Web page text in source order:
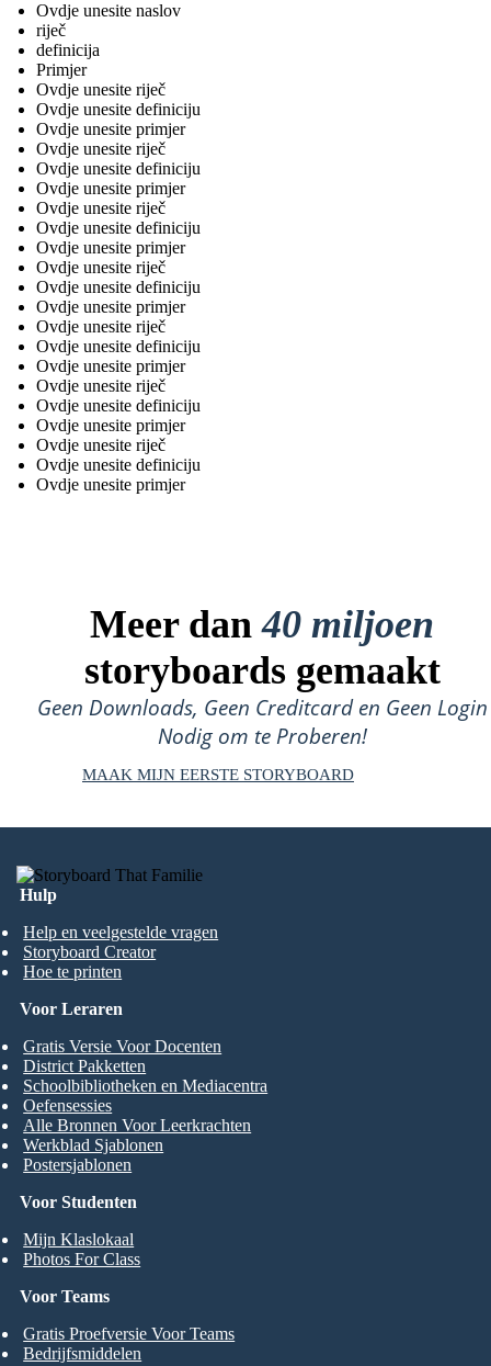
Ovdje unesite naslov
riječ
definicija
Primjer
Ovdje unesite riječ
Ovdje unesite definiciju
Ovdje unesite primjer
Ovdje unesite riječ
Ovdje unesite definiciju
Ovdje unesite primjer
Ovdje unesite riječ
Ovdje unesite definiciju
Ovdje unesite primjer
Ovdje unesite riječ
Ovdje unesite definiciju
Ovdje unesite primjer
Ovdje unesite riječ
Ovdje unesite definiciju
Ovdje unesite primjer
Ovdje unesite riječ
Ovdje unesite definiciju
Ovdje unesite primjer
Ovdje unesite riječ
Ovdje unesite definiciju
Ovdje unesite primjer
Meer dan40 miljoen
storyboards gemaakt
Geen Downloads, Geen Creditcard en Geen Login
Nodig om te Proberen!
MAAK MIJN EERSTE STORYBOARD
Hulp
Help en veelgestelde vragen
Storyboard Creator
Hoe te printen
Voor Studenten
Mijn Klaslokaal
Photos For Class
Voor Leraren
Gratis Versie Voor Docenten
District Pakketten
Schoolbibliotheken en Mediacentra
Oefensessies
Alle Bronnen Voor Leerkrachten
Werkblad Sjablonen
Postersjablonen
Voor Teams
Gratis Proefversie Voor Teams
Bedrijfsmiddelen